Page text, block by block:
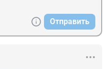
Отправить